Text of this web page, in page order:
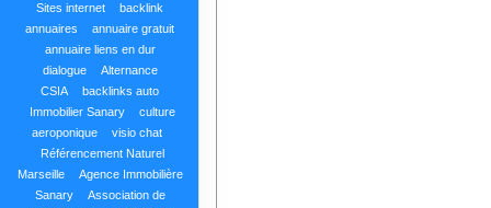
Sites internet
backlink
annuaires
annuaire gratuit
annuaire liens en dur
dialogue
Alternance
CSIA
backlinks auto
Immobilier Sanary
culture
aeroponique
visio chat
Référencement Naturel
Marseille
Agence Immobilière
Sanary
Association de